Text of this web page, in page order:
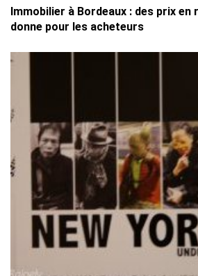
Immobilier à Bordeaux : des prix en
donne pour les acheteurs